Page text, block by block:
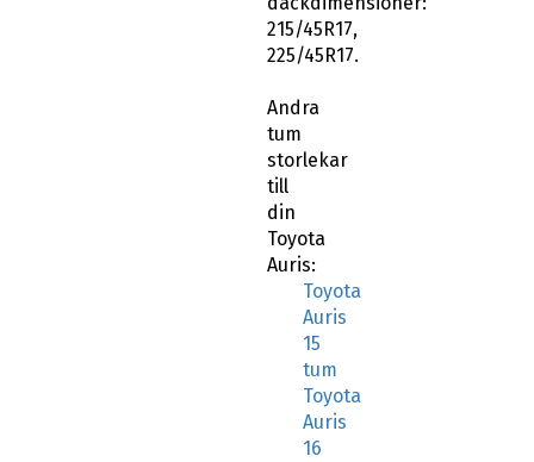
215/45R17,
225/45R17.
Andra
tum
storlekar
till
din
Toyota
Auris:
Toyota
Auris
15
tum
Toyota
Auris
16